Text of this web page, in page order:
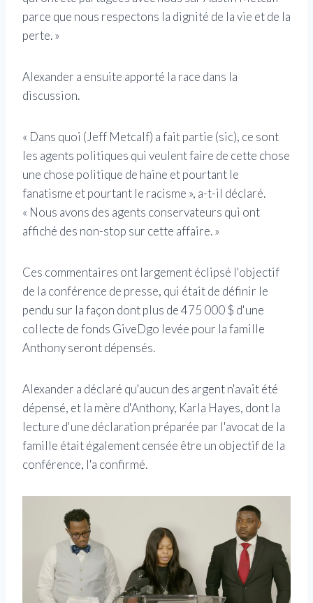
parce que nous respectons la dignité de la vie et de la
perte. »
Alexander a ensuite apporté la race dans la
discussion.
« Dans quoi (Jeff Metcalf) a fait partie (sic), ce sont
les agents politiques qui veulent faire de cette chose
une chose politique de haine et pourtant le
fanatisme et pourtant le racisme », a-t-il déclaré.
« Nous avons des agents conservateurs qui ont
affiché des non-stop sur cette affaire. »
Ces commentaires ont largement éclipsé l'objectif
de la conférence de presse, qui était de définir le
pendu sur la façon dont plus de 475 000 $ d'une
collecte de fonds GiveDgo levée pour la famille
Anthony seront dépensés.
Alexander a déclaré qu'aucun des argent n'avait été
dépensé, et la mère d'Anthony, Karla Hayes, dont la
lecture d'une déclaration préparée par l'avocat de la
famille était également censée être un objectif de la
conférence, l'a confirmé.